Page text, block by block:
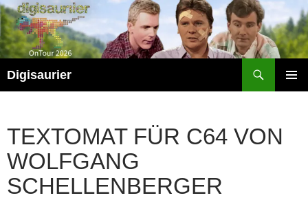
Zum
Inhalt
springen
Digisaurier
TEXTOMAT FÜR C64 VON
WOLFGANG
SCHELLENBERGER